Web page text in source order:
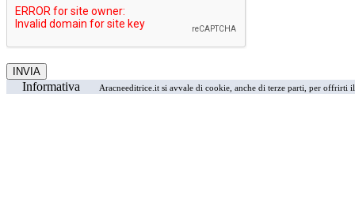
Informativa Aracneeditrice.it si avvale di cookie, anche di terze parti, per